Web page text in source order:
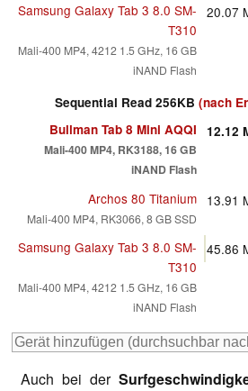
Samsung Galaxy Tab 3 8.0 SM-
T310
Mali-400 MP4, 4212 1.5 GHz, 16 GB
iNAND Flash
20.07
Sequential Read 256KB (nach
Bullman Tab 8 Mini AQQI
Mali-400 MP4, RK3188, 16 GB
iNAND Flash
12.12
Archos 80 Titanium
Mali-400 MP4, RK3066, 8 GB SSD
13.91
Samsung Galaxy Tab 3 8.0 SM-
T310
Mali-400 MP4, 4212 1.5 GHz, 16 GB
iNAND Flash
45.86
Auch bei der